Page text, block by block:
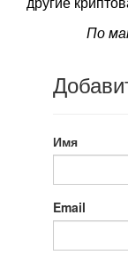
другие
По
Имя
Email